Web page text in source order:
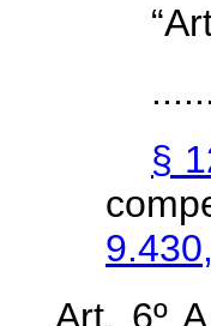
§
Art. 6º A